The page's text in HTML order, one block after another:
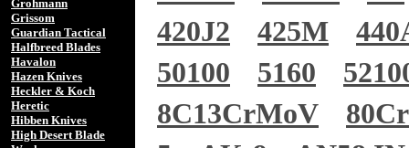
Grohmann
Grissom
Guardian Tactical
Halfbreed Blades
Havalon
Hazen Knives
Heckler & Koch
Heretic
Hibben Knives
High Desert Blade
420J2
425M
50100
5160
8C13CrMoV